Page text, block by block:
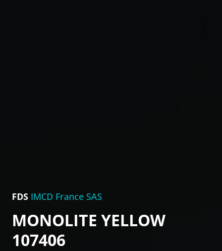
MONOLITE YELLOW
107406
FDS IMCD France SAS